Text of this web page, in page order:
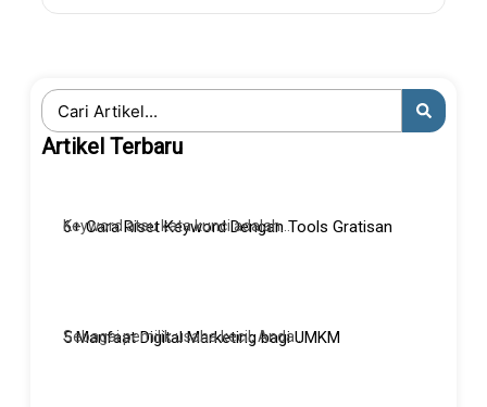
Search
...
Artikel Terbaru
6+ Cara Riset Keyword Dengan Tools Gratisan
Keyword atau kata kunci adalah...
5 Manfaat Digital Marketing bagi UMKM
Sebagai pemilik usaha kecil, Anda...